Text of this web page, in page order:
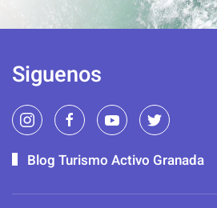
Siguenos
Blog Turismo Activo Granada